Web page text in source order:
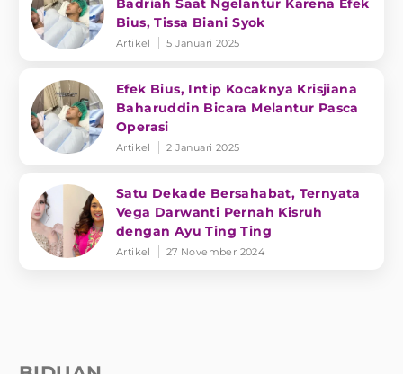
Badriah Saat Ngelantur Karena Efek
Bius, Tissa Biani Syok
Artikel 5 Januari 2025
Efek Bius, Intip Kocaknya Krisjiana
Baharuddin Bicara Melantur Pasca
Operasi
Artikel 2 Januari 2025
Satu Dekade Bersahabat, Ternyata
Vega Darwanti Pernah Kisruh
dengan Ayu Ting Ting
Artikel 27 November 2024